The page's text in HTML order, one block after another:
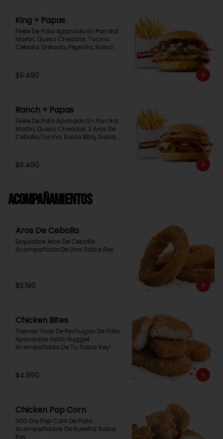
King + Papas
Filete De Pollo Apanado En Pan Not
Martin, Queso Cheddar, Tocino,
Cebolla Grillada, Pepinillo, Salsa
$9.490
Ranch + Papas
Filete De Pollo Apanado En Pan Not
Martin, Queso Cheddar, 3 Aros De
Cebolla,Tocino, Salsa Bbq, Salsa
$9.490
Acompañamientos
Aros De Cebolla
Exquisitos Aros De Cebolla.
Acompañado De Una Salsa Rey.
$3.190
Chicken Bites
Tiernas Tiras De Pechugas De Pollo
Apanadas Estilo Nugget
Acompañada De Tu Salsa Rey!
$4.990
Chicken Pop Corn
300 Grs Pop Corn De Pollo
Acompañados De Nuestra Salsa
Rey